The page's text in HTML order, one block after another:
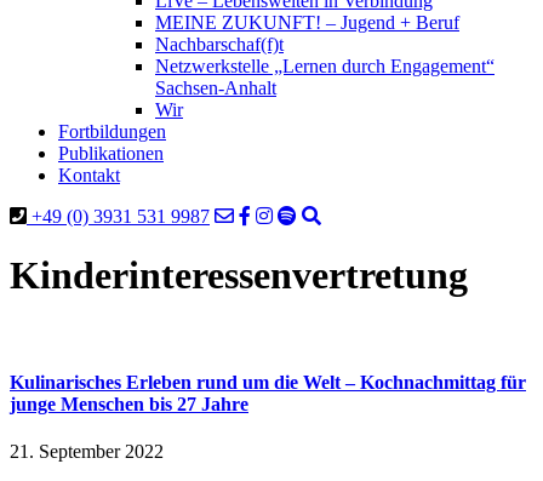
MEINE ZUKUNFT! – Jugend + Beruf
Nachbarschaf(f)t
Netzwerkstelle „Lernen durch Engagement“
Sachsen-Anhalt
Wir
Fortbildungen
Publikationen
Kontakt
+49 (0) 3931 531 9987
Kinderinteressenvertretung
Kulinarisches Erleben rund um die Welt – Kochnachmittag für
junge Menschen bis 27 Jahre
21. September 2022